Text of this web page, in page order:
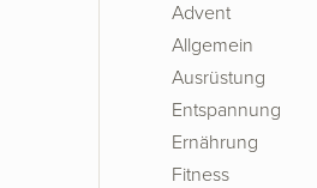
Advent
Allgemein
Ausrüstung
Entspannung
Ernährung
Fitness